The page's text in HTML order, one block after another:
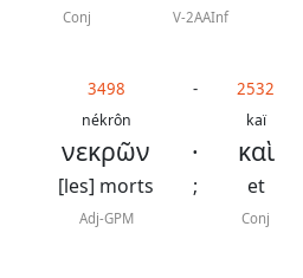
Conj V-2AAInf
3498
nékrôn
νεκρῶν
[les] morts
Adj-GPM
-
·
;
2532
kaï
καὶ
et
Conj
Traduction
Darby
révisée